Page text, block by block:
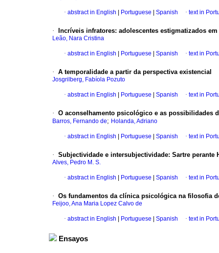
· abstract in English Portuguese Spanish · text in
· Incríveis infratores: adolescentes estigmatizados
Leão, Nara Cristina
· abstract in English Portuguese Spanish · text in
· A temporalidade a partir da perspectiva existencial
Josgrilberg, Fabíola Pozuto
· abstract in English Portuguese Spanish · text in
· O aconselhamento psicológico e as possibilidades
Barros, Fernando de; Holanda, Adriano
· abstract in English Portuguese Spanish · text in
· Subjectividade e intersubjectividade: Sartre perante
Alves, Pedro M. S.
· abstract in English Portuguese Spanish · text in
· Os fundamentos da clínica psicológica na filosofia
Feijoo, Ana Maria Lopez Calvo de
· abstract in English Portuguese Spanish · text in
Ensayos